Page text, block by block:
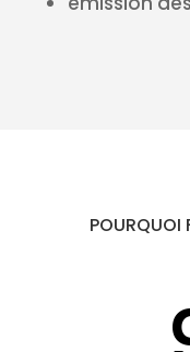
POURQUOI